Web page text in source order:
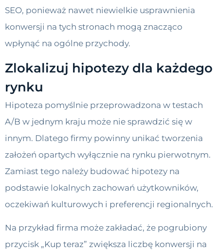
SEO, ponieważ nawet niewielkie usprawnienia
konwersji na tych stronach mogą znacząco
wpłynąć na ogólne przychody.
Zlokalizuj hipotezy dla każdego
rynku
Hipoteza pomyślnie przeprowadzona w testach
A/B w jednym kraju może nie sprawdzić się w
innym. Dlatego firmy powinny unikać tworzenia
założeń opartych wyłącznie na rynku pierwotnym.
Zamiast tego należy budować hipotezy na
podstawie lokalnych zachowań użytkowników,
oczekiwań kulturowych i preferencji regionalnych.
Na przykład firma może zakładać, że pogrubiony
przycisk „Kup teraz” zwiększa liczbę konwersji na